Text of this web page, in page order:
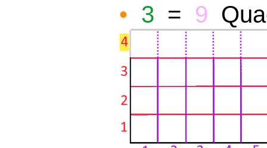
• 3 = 9